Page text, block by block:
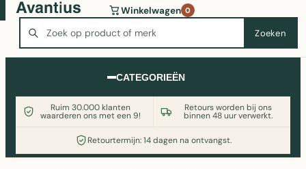
Zoeken
Winkelwagen 0
CATEGORIEËN
Ruim 30.000 klanten
waarderen ons met een 9!
Retours worden bij ons
binnen 48 uur verwerkt.
Retourtermijn: 14 dagen na ontvangst.
Wasmachine of koelkast nodig? Vergelijk alle prijzen op
Witgoedaanbod.nl